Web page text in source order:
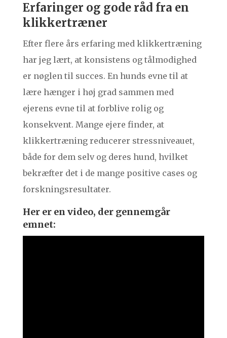
Erfaringer og gode råd fra en
klikkertræner
Efter flere års erfaring med klikkertræning
har jeg lært, at konsistens og tålmodighed
er nøglen til succes. En hunds evne til at
lære hænger i høj grad sammen med
ejerens evne til at forblive rolig og
konsekvent. Mange ejere finder, at
klikkertræning reducerer stressniveauet,
både for dem selv og deres hund, hvilket
bekræfter det i de mange positive cases og
forskningsresultater.
Her er en video, der gennemgår
emnet: